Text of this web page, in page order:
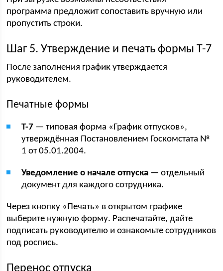
программа предложит сопоставить вручную или
пропустить строки.
Шаг 5. Утверждение и печать формы Т-7
После заполнения график утверждается
руководителем.
Печатные формы
Т-7 — типовая форма «График отпусков»,
утверждённая Постановлением Госкомстата №
1 от 05.01.2004.
Уведомление о начале отпуска — отдельный
документ для каждого сотрудника.
Через кнопку «Печать» в открытом графике
выберите нужную форму. Распечатайте, дайте
подписать руководителю и ознакомьте сотрудников
под роспись.
Перенос отпуска